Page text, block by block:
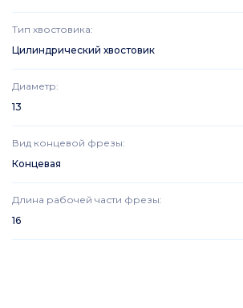
Тип хвостовика:
Цилиндрический хвостовик
Диаметр:
13
Вид концевой фрезы:
Концевая
Длина рабочей части фрезы:
16